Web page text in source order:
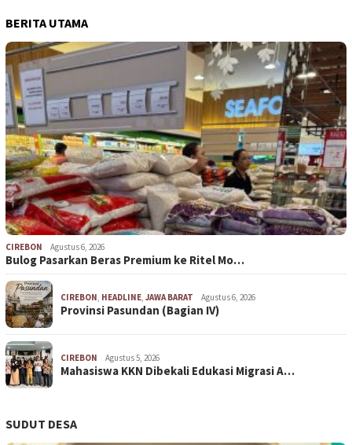
BERITA UTAMA
CIREBON Agustus 6, 2026
Bulog Pasarkan Beras Premium ke Ritel Mo…
CIREBON, HEADLINE, JAWA BARAT Agustus 6, 2026
Provinsi Pasundan (Bagian IV)
CIREBON Agustus 5, 2026
Mahasiswa KKN Dibekali Edukasi Migrasi A…
SUDUT DESA